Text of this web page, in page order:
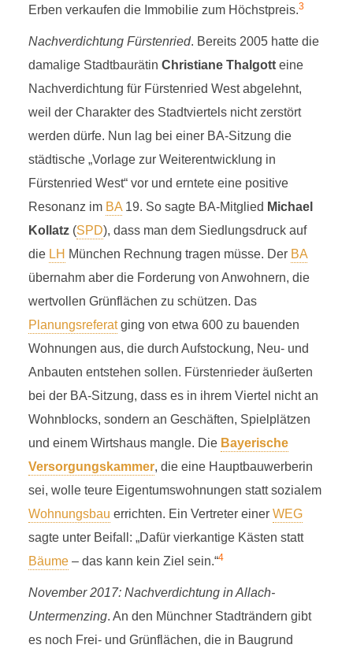
Erben verkaufen die Immobilie zum Höchstpreis.3
Nachverdichtung Fürstenried. Bereits 2005 hatte die
damalige Stadtbaurätin Christiane Thalgotteine
Nachverdichtung für Fürstenried West abgelehnt,
weil der Charakter des Stadtviertels nicht zerstört
werden dürfe. Nun lag bei einer BA-Sitzung die
städtische „Vorlage zur Weiterentwicklung in
Fürstenried West“ vor und erntete eine positive
Resonanz im BA19. So sagte BA-Mitglied Michael
Kollatz(SPD), dass man dem Siedlungsdruck auf
die LH München Rechnung tragen müsse. Der BA
übernahm aber die Forderung von Anwohnern, die
wertvollen Grünflächen zu schützen. Das
Planungsreferatging von etwa 600 zu bauenden
Wohnungen aus, die durch Aufstockung, Neu- und
Anbauten entstehen sollen. Fürstenrieder äußerten
bei der BA-Sitzung, dass es in ihrem Viertel nicht an
Wohnblocks, sondern an Geschäften, Spielplätzen
und einem Wirtshaus mangle. Die Bayerische
Versorgungskammer, die eine Hauptbauwerberin
sei, wolle teure Eigentumswohnungen statt sozialem
Wohnungsbau errichten. Ein Vertreter einer WEG
sagte unter Beifall: „Dafür vierkantige Kästen statt
Bäume– das kann kein Ziel sein.“4
November 2017: Nachverdichtung in Allach-
Untermenzing. An den Münchner Stadträndern gibt
es noch Frei- und Grünflächen, die in Baugrund